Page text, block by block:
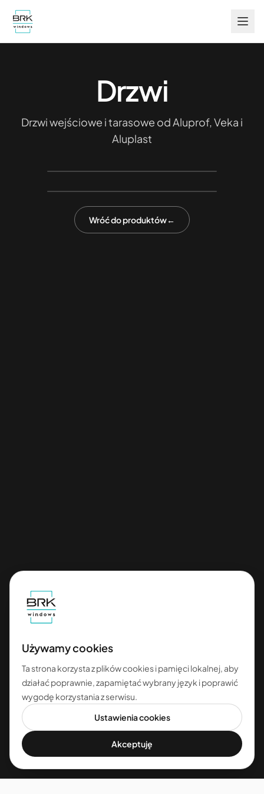
Drzwi
Drzwi wejściowe i tarasowe od Aluprof, Veka i
Aluplast
Wróć do produktów←
Używamy cookies
Ta strona korzysta z plików cookies i pamięci lokalnej, aby
działać poprawnie, zapamiętać wybrany język i poprawić
wygodę korzystania z serwisu.
Ustawienia cookies
Akceptuję